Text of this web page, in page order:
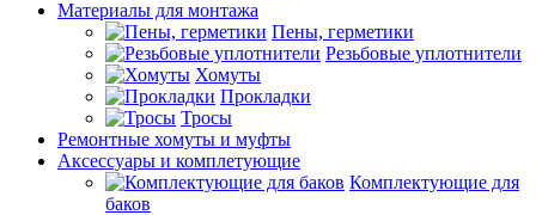
Материалы для монтажа
Пены, герметики
Резьбовые уплотнители
Хомуты
Прокладки
Тросы
Ремонтные хомуты и муфты
Аксессуары и комплетующие
Комплектующие для
баков